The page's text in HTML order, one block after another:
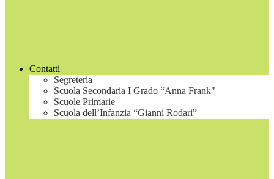
Contatti
Segreteria
Scuola Secondaria I Grado “Anna Frank"
Scuole Primarie
Scuola dell’Infanzia “Gianni Rodari”